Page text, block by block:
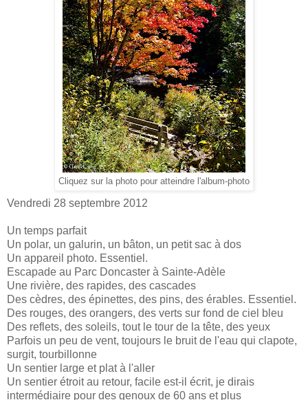
Cliquez sur la photo pour atteindre l'album-photo
Vendredi 28 septembre 2012
Un temps parfait
Un polar, un galurin, un bâton, un petit sac à dos
Un appareil photo. Essentiel.
Escapade au Parc Doncaster à Sainte-Adèle
Une rivière, des rapides, des cascades
Des cèdres, des épinettes, des pins, des érables. Essentiel.
Des rouges, des orangers, des verts sur fond de ciel bleu
Des reflets, des soleils, tout le tour de la tête, des yeux
Parfois un peu de vent, toujours le bruit de l'eau qui clapote,
surgit, tourbillonne
Un sentier large et plat à l'aller
Un sentier étroit au retour, facile est-il écrit, je dirais
intermédiaire pour des genoux de 60 ans et plus